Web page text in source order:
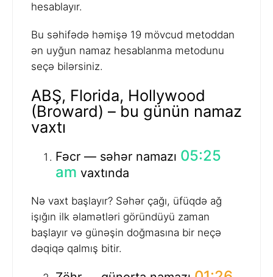
hesablayır.
Bu səhifədə həmişə 19 mövcud metoddan
ən uyğun namaz hesablanma metodunu
seçə bilərsiniz.
ABŞ, Florida, Hollywood
(Broward) – bu günün namaz
vaxtı
Fəcr — səhər namazı 05:25
am vaxtında
Nə vaxt başlayır? Səhər çağı, üfüqdə ağ
işığın ilk əlamətləri göründüyü zaman
başlayır və günəşin doğmasına bir neçə
dəqiqə qalmış bitir.